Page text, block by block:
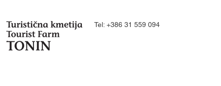
Tel: +386 31 559 094